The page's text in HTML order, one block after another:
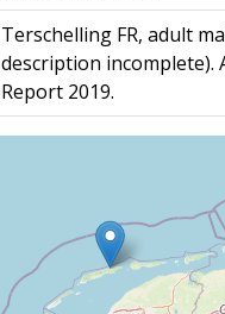
Terschelling FR, adult
description incomplete).
Report 2019.